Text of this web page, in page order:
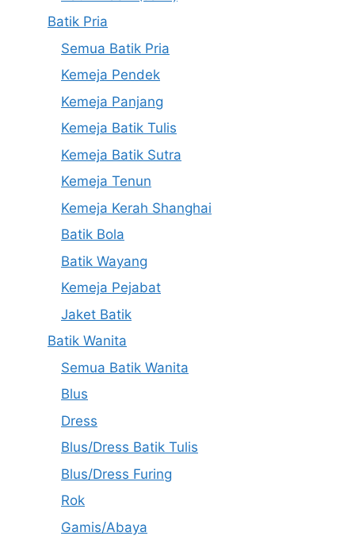
Batik Pria
Semua Batik Pria
Kemeja Pendek
Kemeja Panjang
Kemeja Batik Tulis
Kemeja Batik Sutra
Kemeja Tenun
Kemeja Kerah Shanghai
Batik Bola
Batik Wayang
Kemeja Pejabat
Jaket Batik
Batik Wanita
Semua Batik Wanita
Blus
Dress
Blus/Dress Batik Tulis
Blus/Dress Furing
Rok
Gamis/Abaya